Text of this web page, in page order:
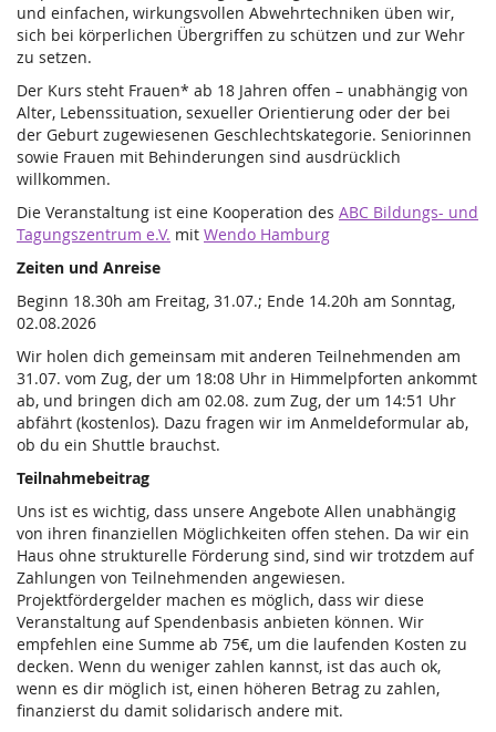
und einfachen, wirkungsvollen Abwehrtechniken üben wir,
sich bei körperlichen Übergriffen zu schützen und zur Wehr
zu setzen.
Der Kurs steht Frauen* ab 18 Jahren offen – unabhängig von
Alter, Lebenssituation, sexueller Orientierung oder der bei
der Geburt zugewiesenen Geschlechtskategorie. Seniorinnen
sowie Frauen mit Behinderungen sind ausdrücklich
willkommen.
Die Veranstaltung ist eine Kooperation des ABC Bildungs- und
Tagungszentrum e.V. mit Wendo Hamburg
Zeiten und Anreise
Beginn 18.30h am Freitag, 31.07.; Ende 14.20h am Sonntag,
02.08.2026
Wir holen dich gemeinsam mit anderen Teilnehmenden am
31.07. vom Zug, der um 18:08 Uhr in Himmelpforten ankommt
ab, und bringen dich am 02.08. zum Zug, der um 14:51 Uhr
abfährt (kostenlos). Dazu fragen wir im Anmeldeformular ab,
ob du ein Shuttle brauchst.
Teilnahmebeitrag
Uns ist es wichtig, dass unsere Angebote Allen unabhängig
von ihren finanziellen Möglichkeiten offen stehen. Da wir ein
Haus ohne strukturelle Förderung sind, sind wir trotzdem auf
Zahlungen von Teilnehmenden angewiesen.
Projektfördergelder machen es möglich, dass wir diese
Veranstaltung auf Spendenbasis anbieten können. Wir
empfehlen eine Summe ab 75€, um die laufenden Kosten zu
decken. Wenn du weniger zahlen kannst, ist das auch ok,
wenn es dir möglich ist, einen höheren Betrag zu zahlen,
finanzierst du damit solidarisch andere mit.